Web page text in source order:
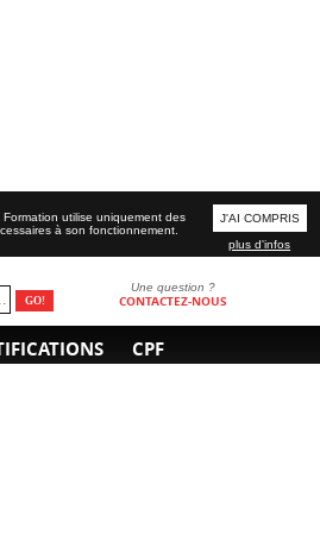
Une question ?
CONTACTEZ-NOUS
CPF
Formation utilise uniquement des
à son fonctionnement.
J'AI COMPRIS
plus d'infos